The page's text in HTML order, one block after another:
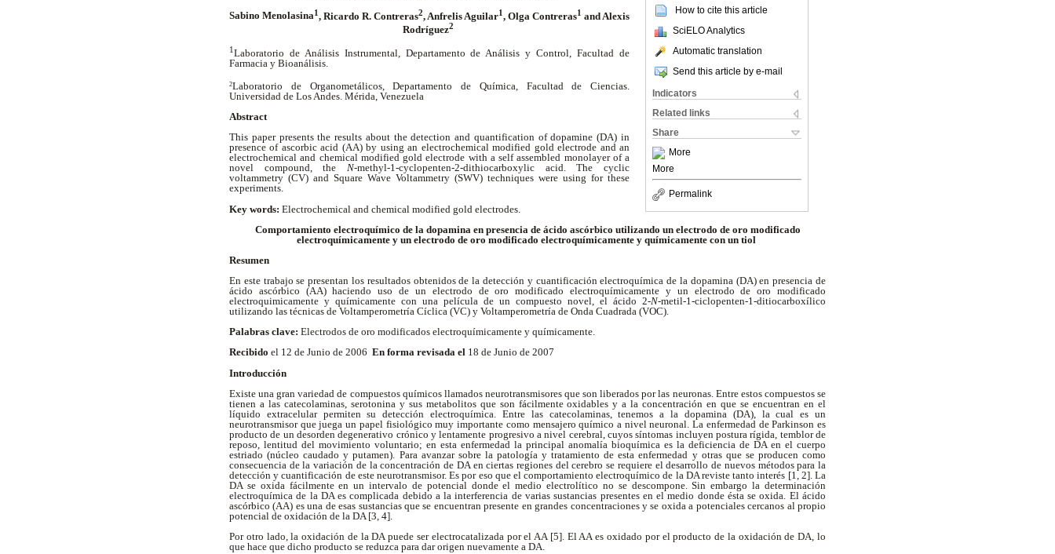
How to cite this article
SciELO Analytics
Automatic translation
Send this article by e-mail
Indicators
Related links
Share
More
More
Permalink
Sabino Menolasina1, Ricardo R. Contreras2, Anfrelis Aguilar1, Olga Contreras1 and Alexis
Rodríguez2
1Laboratorio de Análisis Instrumental, Departamento de Análisis y Control, Facultad de
Farmacia y Bioanálisis.
2Laboratorio de Organometálicos, Departamento de Química, Facultad de Ciencias.
Universidad de Los Andes. Mérida, Venezuela
Abstract
This paper presents the results about the detection and quantification of dopamine (DA) in
presence of ascorbic acid (AA) by using an electrochemical modified gold electrode and an
electrochemical and chemical modified gold electrode with a self assembled monolayer of a
novel compound, the N-methyl-1-cyclopenten-2-dithiocarboxylic acid. The cyclic
voltammetry (CV) and Square Wave Voltammetry (SWV) techniques were using for these
experiments.
Key words: Electrochemical and chemical modified gold electrodes.
Comportamiento electroquímico de la dopamina en presencia de ácido ascórbico utilizando un electrodo de oro modificado
electroquímicamente y un electrodo de oro modificado electroquímicamente y químicamente con un tiol
Resumen
En este trabajo se presentan los resultados obtenidos de la detección y cuantificación electroquímica de la dopamina (DA) en presencia de
ácido ascórbico (AA) haciendo uso de un electrodo de oro modificado electroquímicamente y un electrodo de oro modificado
electroquimicamente y químicamente con una película de un compuesto novel, el ácido 2-N-metil-1-ciclopenten-1-ditiocarboxílico
utilizando las técnicas de Voltamperometría Cíclica (VC) y Voltamperometría de Onda Cuadrada (VOC).
Palabras clave: Electrodos de oro modificados electroquímicamente y químicamente.
Recibido el 12 de Junio de 2006 En forma revisada el 18 de Junio de 2007
Introducción
Existe una gran variedad de compuestos químicos llamados neurotransmisores que son liberados por las neuronas. Entre estos compuestos se
tienen a las catecolaminas, serotonina y sus metabolitos que son fácilmente oxidables y a la concentración en que se encuentran en el
líquido extracelular permiten su detección electroquímica. Entre las catecolaminas, tenemos a la dopamina (DA), la cual es un
neurotransmisor que juega un papel fisiológico muy importante como mensajero químico a nivel neuronal. La enfermedad de Parkinson es
producto de un desorden degenerativo crónico y lentamente progresivo a nivel cerebral, cuyos síntomas incluyen postura rígida, temblor de
reposo, lentitud del movimiento voluntario; en esta enfermedad la principal anomalía bioquímica es la deficiencia de DA en el cuerpo
estriado (núcleo caudado y putamen). Para avanzar sobre la patología y tratamiento de esta enfermedad y otras que se producen como
consecuencia de la variación de la concentración de DA en ciertas regiones del cerebro se requiere el desarrollo de nuevos métodos para la
detección y cuantificación de este neurotransmisor. Es por eso que el comportamiento electroquímico de la DA reviste tanto interés [1, 2]. La
DA se oxida fácilmente en un intervalo de potencial donde el medio electrolítico no se descompone. Sin embargo la determinación
electroquímica de la DA es complicada debido a la interferencia de varias sustancias presentes en el medio donde ésta se oxida. El ácido
ascórbico (AA) es una de esas sustancias que se encuentran presente en grandes concentraciones y se oxida a potenciales cercanos al propio
potencial de oxidación de la DA [3, 4].
Por otro lado, la oxidación de la DA puede ser electrocatalizada por el AA [5]. El AA es oxidado por el producto de la oxidación de DA, lo
que hace que dicho producto se reduzca para dar origen nuevamente a DA.